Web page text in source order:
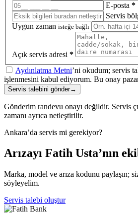
E-posta *
Servis
Uygun zaman isteğe bağlı
Açık servis adresi *
Aydınlatma Metni’ni okudum; servis
işlenmesini kabul ediyorum. Bu onay
Servis talebini gönder→
Gönderim randevu onayı değildir. Servis
zamanı ayrıca netleştirilir.
Ankara’da servis mi gerekiyor?
Arızayı Fatih Usta’nın
Marka, model ve arıza kodunu paylaşın;
söyleyelim.
Servis talebi oluştur